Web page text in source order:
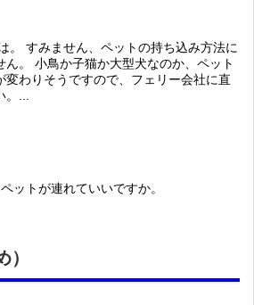
。 すみません、ペットの持ち込み方法に
。 小鳥か子猫か大型犬なのか、ペット
変わりそうですので、フェリー会社に直
...
ットが連れていいですか。